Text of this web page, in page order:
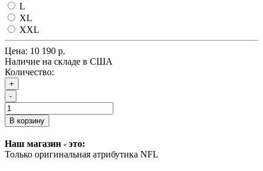
L
XL
XXL
Цена: 10 190 р.
Наличие на складе в США
Количество:
+
-
В корзину
Наш магазин - это:
Только оригинальная атрибутика NFL